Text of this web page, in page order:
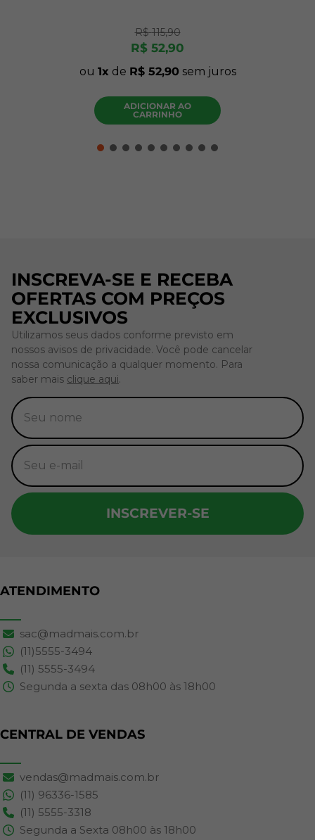
R$ 115,90
R$ 52,90
ou 1 de R$ 52,90 sem juros
ADICIONAR AO
CARRINHO
INSCREVA-SE E RECEBA
OFERTAS COM PREÇOS
EXCLUSIVOS
Utilizamos seus dados conforme previsto em
nossos avisos de privacidade. Você pode cancelar
nossa comunicação a qualquer momento. Para
saber mais clique aqui.
INSCREVER-SE
ATENDIMENTO
sac@madmais.com.br
(11)5555-3494
(11) 5555-3494
Segunda a sexta das 08h00 às 18h00
CENTRAL DE VENDAS
vendas@madmais.com.br
(11) 96336-1585
(11) 5555-3318
Segunda a Sexta 08h00 às 18h00